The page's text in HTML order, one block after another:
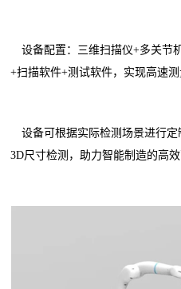
设备配置：三维扫描仪+多关节
+扫描软件+测试软件，实现高速测
设备可根据实际检测场景进行
3D尺寸检测，助力智能制造的高效